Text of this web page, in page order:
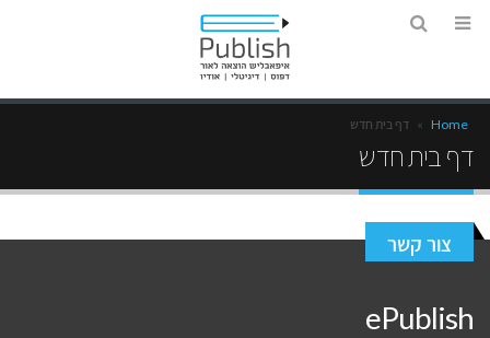
Home
» דף בית חדש
דף בית חדש
צור קשר
ePublish